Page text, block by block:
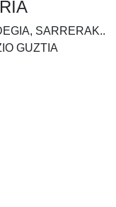
SARRERAK..
GUZTIA